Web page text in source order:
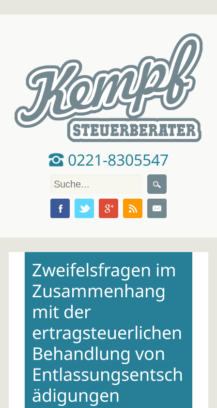
0221-8305547
contentZweifelsfragen im
Zusammenhang
mit der
ertragsteuerlichen
Behandlung von
Entlassungsentsch
ädigungen